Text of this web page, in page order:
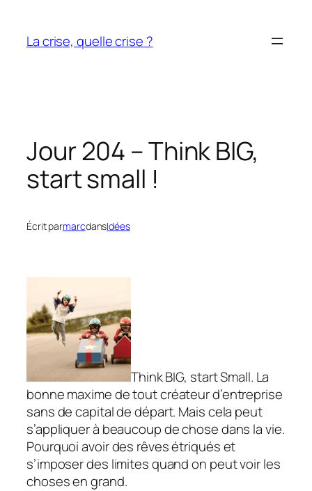
contenu
La crise, quelle crise ?
Jour 204 – Think BIG,
start small !
Écrit parmarcdansIdées
Think BIG, start Small. La
bonne maxime de tout créateur d’entreprise
sans de capital de départ. Mais cela peut
s’appliquer à beaucoup de chose dans la vie.
Pourquoi avoir des rêves étriqués et
s’imposer des limites quand on peut voir les
choses en grand.